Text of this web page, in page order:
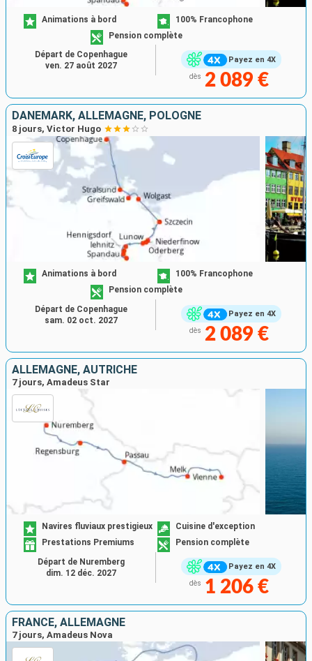
Payez en 4X
Animations à bord
100% Francophone
Pension complète
dès 2 089 €
Départ de Copenhague
ven. 27 août 2027
DANEMARK, ALLEMAGNE, POLOGNE
8 jours, Victor Hugo
Payez en 4X
Animations à bord
100% Francophone
Pension complète
dès 2 089 €
Départ de Copenhague
sam. 02 oct. 2027
ALLEMAGNE, AUTRICHE
7 jours, Amadeus Star
Payez en 4X
Navires fluviaux prestigieux
Cuisine d'exception
Prestations Premiums
Pension complète
dès 1 206 €
Départ de Nuremberg
dim. 12 déc. 2027
FRANCE, ALLEMAGNE
7 jours, Amadeus Nova